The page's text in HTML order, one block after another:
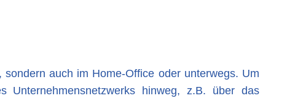
auch im Home-Office oder unterwegs. Um
hinweg, z.B. über das